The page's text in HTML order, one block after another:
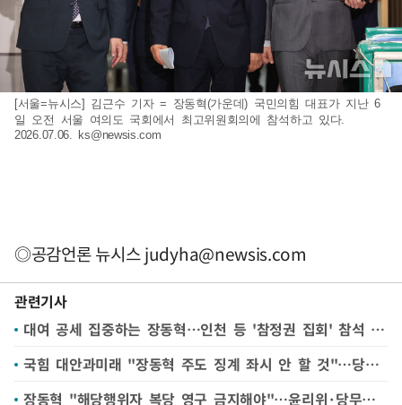
[서울=뉴시스] 김근수 기자 = 장동혁(가운데) 국민의힘 대표가 지난 6
일 오전 서울 여의도 국회에서 최고위원회의에 참석하고 있다.
2026.07.06. ks@newsis.com
◎공감언론 뉴시스judyha@newsis.com
관련기사
대여 공세 집중하는 장동혁…인천 등 '참정권 집회' 참석 예고도
국힘 대안과미래 "장동혁 주도 징계 좌시 안 할 것"…당권파 "지도부 흔들기"(종합)
장동혁 "해당행위자 복당 영구 금지해야"…윤리위·당무위 재가동(종합)